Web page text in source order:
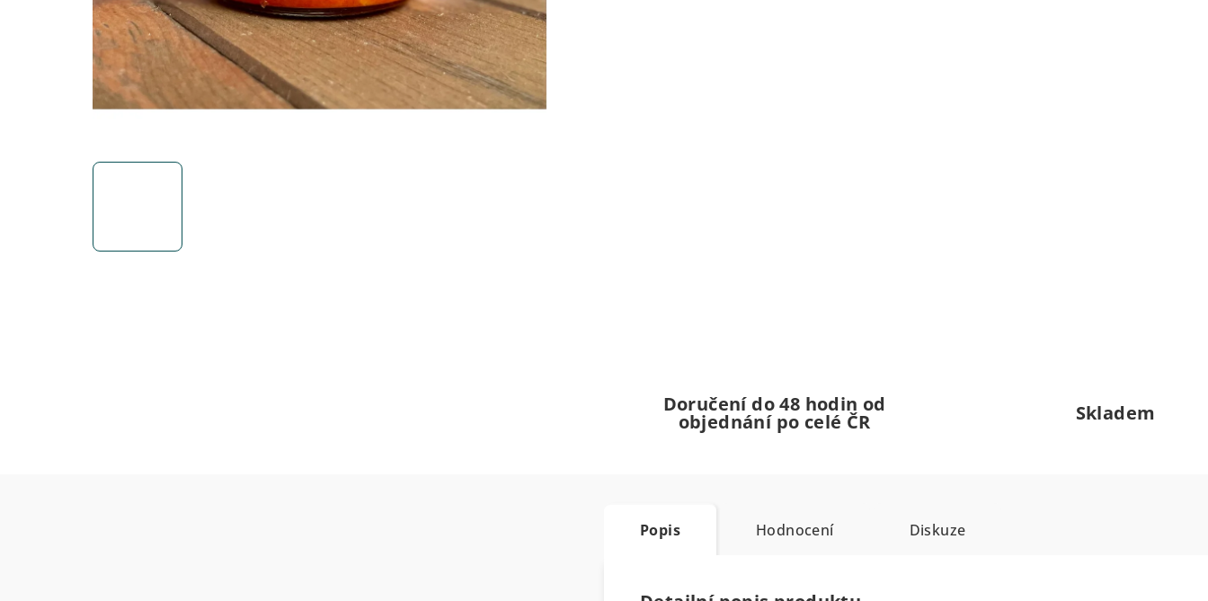
Doručení do 48 hodin od
objednání po celé ČR Skladem
Popis Hodnocení Diskuze